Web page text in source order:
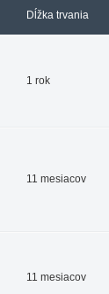
Dĺžka trvania
1 rok
11 mesiacov
11 mesiacov